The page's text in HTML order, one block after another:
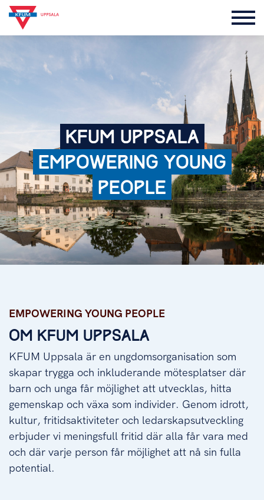
KFUM UPPSALA
EMPOWERING YOUNG
PEOPLE
Empowering young people
EMPOWERING YOUNG PEOPLE
OM KFUM UPPSALA
KFUM Uppsala är en ungdomsorganisation som
skapar trygga och inkluderande mötesplatser där
barn och unga får möjlighet att utvecklas, hitta
gemenskap och växa som individer. Genom idrott,
kultur, fritidsaktiviteter och ledarskapsutveckling
erbjuder vi meningsfull fritid där alla får vara med
och där varje person får möjlighet att nå sin fulla
potential.